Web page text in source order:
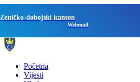
Zeničko-dobojski kanton
Webmail
Početna
Vijesti